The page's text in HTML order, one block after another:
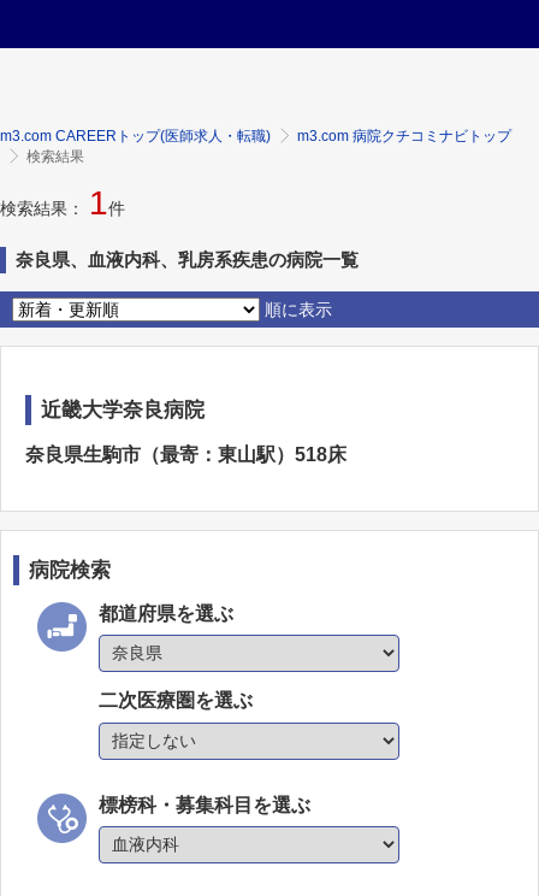
m3.com CAREERトップ(医師求人・転職)
m3.com 病院クチコミナビトップ
検索結果
検索結果： 1件
奈良県、血液内科、乳房系疾患の病院一覧
順に表示
近畿大学奈良病院
奈良県生駒市（最寄：東山駅）518床
病院検索
都道府県を選ぶ
二次医療圏を選ぶ
標榜科・募集科目を選ぶ